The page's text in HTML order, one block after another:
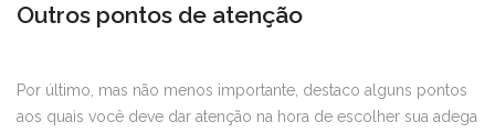
Outros pontos de atenção
Por último, mas não menos importante, destaco alguns pontos
aos quais você deve dar atenção na hora de escolher sua adega